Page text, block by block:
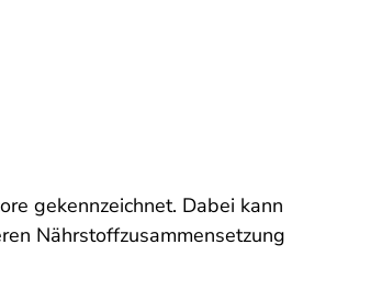
gekennzeichnet. Dabei kann
Nährstoffzusammensetzung